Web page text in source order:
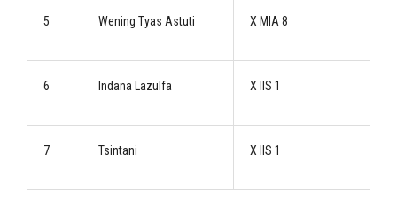
5 Wening Tyas Astuti X MIA 8
6 Indana Lazulfa X IIS 1
7 Tsintani X IIS 1